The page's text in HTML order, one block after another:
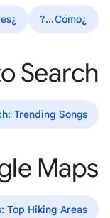
¿Cómo...?
¿Qué es…?
Search
Trending Songs
Maps
Top Hiking Areas